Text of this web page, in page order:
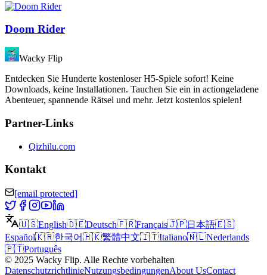
Doom Rider
Wacky Flip
Entdecken Sie Hunderte kostenloser H5-Spiele sofort! Keine
Downloads, keine Installationen. Tauchen Sie ein in actiongeladene
Abenteuer, spannende Rätsel und mehr. Jetzt kostenlos spielen!
Partner-Links
Qizhilu.com
Kontakt
[email protected]
🇺🇸English🇩🇪Deutsch🇫🇷Français🇯🇵日本語🇪🇸
Español🇰🇷한국어🇭🇰繁體中文🇮🇹Italiano🇳🇱Nederlands
🇵🇹Português
© 2025 Wacky Flip. Alle Rechte vorbehalten
DatenschutzrichtlinieNutzungsbedingungenAbout UsContact